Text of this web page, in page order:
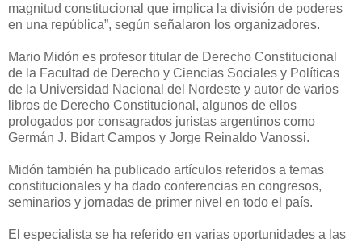
magnitud constitucional que implica la división de poderes
en una república”, según señalaron los organizadores.
Mario Midón es profesor titular de Derecho Constitucional
de la Facultad de Derecho y Ciencias Sociales y Políticas
de la Universidad Nacional del Nordeste y autor de varios
libros de Derecho Constitucional, algunos de ellos
prologados por consagrados juristas argentinos como
Germán J. Bidart Campos y Jorge Reinaldo Vanossi.
Midón también ha publicado artículos referidos a temas
constitucionales y ha dado conferencias en congresos,
seminarios y jornadas de primer nivel en todo el país.
El especialista se ha referido en varias oportunidades a las